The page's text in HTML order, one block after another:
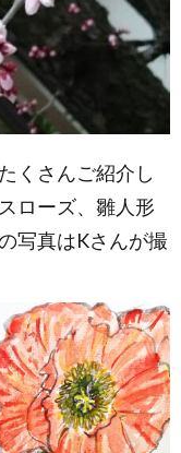
くさんご紹介し
ローズ、雛人形
写真はKさんが撮